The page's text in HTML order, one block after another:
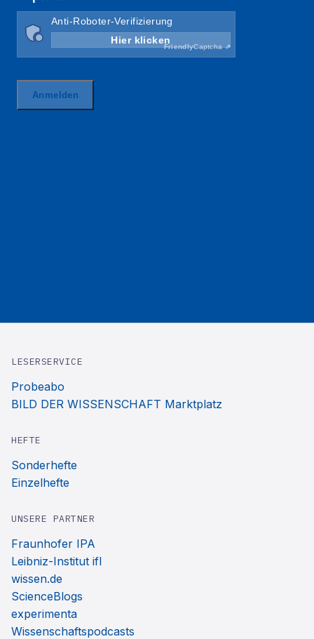
LESERSERVICE
Probeabo
BILD DER WISSENSCHAFT Marktplatz
HEFTE
Sonderhefte
Einzelhefte
UNSERE PARTNER
Fraunhofer IPA
Leibniz-Institut ifl
wissen.de
ScienceBlogs
experimenta
Wissenschaftspodcasts